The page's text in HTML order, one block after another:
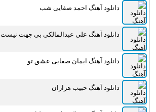
دانلود آهنگ احمد صفایی شب
دانلود آهنگ علی عبدالمالکی بی جهت نیست
دانلود آهنگ ایمان صفایی عشق تو
دانلود آهنگ حبیب هزاران